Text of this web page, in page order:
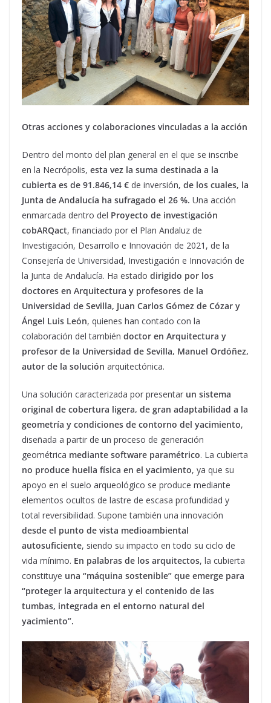
Otras acciones y colaboraciones vinculadas a la acción
Dentro del monto del plan general en el que se inscribe
en la Necrópolis, esta vez la suma destinada a la
cubierta es de 91.846,14 € de inversión, de los cuales, la
Junta de Andalucía ha sufragado el 26 %. Una acción
enmarcada dentro del Proyecto de investigación
cobARQact, financiado por el Plan Andaluz de
Investigación, Desarrollo e Innovación de 2021, de la
Consejería de Universidad, Investigación e Innovación de
la Junta de Andalucía. Ha estado dirigido por los
doctores en Arquitectura y profesores de la
Universidad de Sevilla, Juan Carlos Gómez de Cózar y
Ángel Luis León, quienes han contado con la
colaboración del también doctor en Arquitectura y
profesor de la Universidad de Sevilla, Manuel Ordóñez,
autor de la solución arquitectónica.
Una solución caracterizada por presentar un sistema
original de cobertura ligera, de gran adaptabilidad a la
geometría y condiciones de contorno del yacimiento,
diseñada a partir de un proceso de generación
geométrica mediante software paramétrico. La cubierta
no produce huella física en el yacimiento, ya que su
apoyo en el suelo arqueológico se produce mediante
elementos ocultos de lastre de escasa profundidad y
total reversibilidad. Supone también una innovación
desde el punto de vista medioambiental
autosuficiente, siendo su impacto en todo su ciclo de
vida mínimo. En palabras de los arquitectos, la cubierta
constituye una “máquina sostenible” que emerge para
“proteger la arquitectura y el contenido de las
tumbas, integrada en el entorno natural del
yacimiento”.